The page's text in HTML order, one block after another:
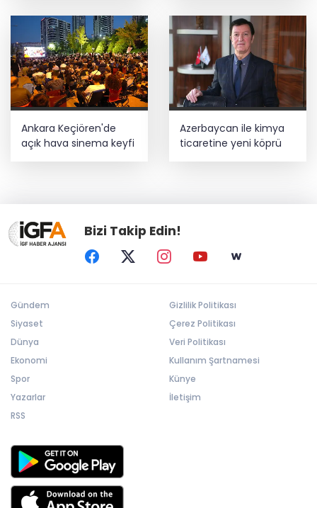
Ankara Keçiören'de
açık hava sinema keyfi
Azerbaycan ile kimya
ticaretine yeni köprü
Bizi Takip Edin!
Gündem
Siyaset
Dünya
Ekonomi
Spor
Yazarlar
RSS
Gizlilik Politikası
Çerez Politikası
Veri Politikası
Kullanım Şartnamesi
Künye
İletişim